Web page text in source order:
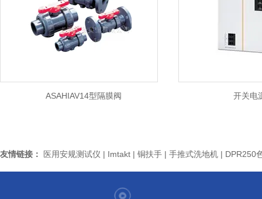
ASAHIAV14型隔膜阀 开关电
友情链接： 医用安规测试仪 | Imtakt | 铜扶手 | 手推式洗地机 | DPR250